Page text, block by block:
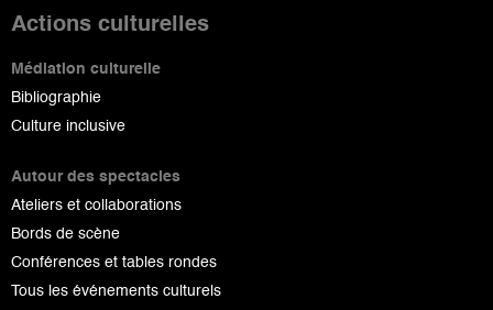
Actions culturelles
Médiation culturelle
Bibliographie
Culture inclusive
Autour des spectacles
Ateliers et collaborations
Bords de scène
Conférences et tables rondes
Tous les événements culturels